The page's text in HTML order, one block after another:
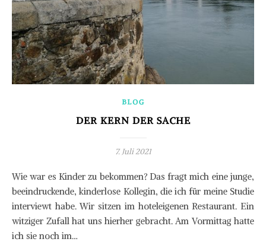
BLOG
DER KERN DER SACHE
7. Juli 2021
Wie war es Kinder zu bekommen? Das fragt mich eine junge,
beeindruckende, kinderlose Kollegin, die ich für meine Studie
interviewt habe. Wir sitzen im hoteleigenen Restaurant. Ein
witziger Zufall hat uns hierher gebracht. Am Vormittag hatte
ich sie noch im…